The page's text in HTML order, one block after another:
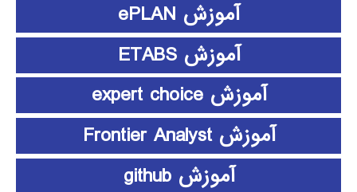
آموزش ePLAN
آموزش ETABS
آموزش expert choice
آموزش Frontier Analyst
آموزش github